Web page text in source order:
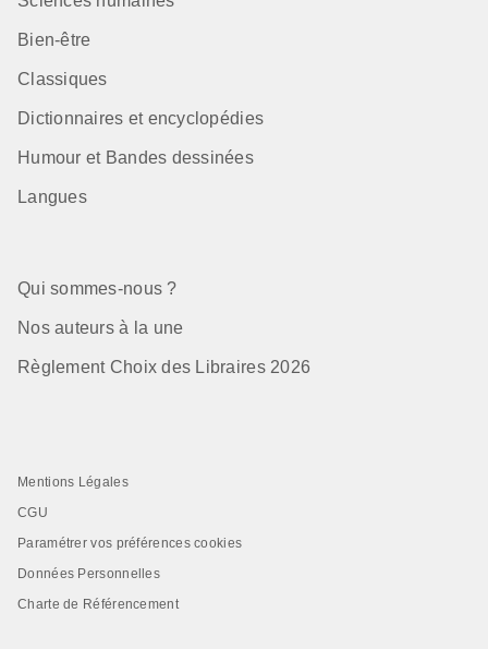
Bien-être
Classiques
Dictionnaires et encyclopédies
Humour et Bandes dessinées
Langues
Qui sommes-nous ?
Nos auteurs à la une
Règlement Choix des Libraires 2026
Mentions Légales
CGU
Paramétrer vos préférences cookies
Données Personnelles
Charte de Référencement